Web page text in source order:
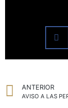
ANTERIOR